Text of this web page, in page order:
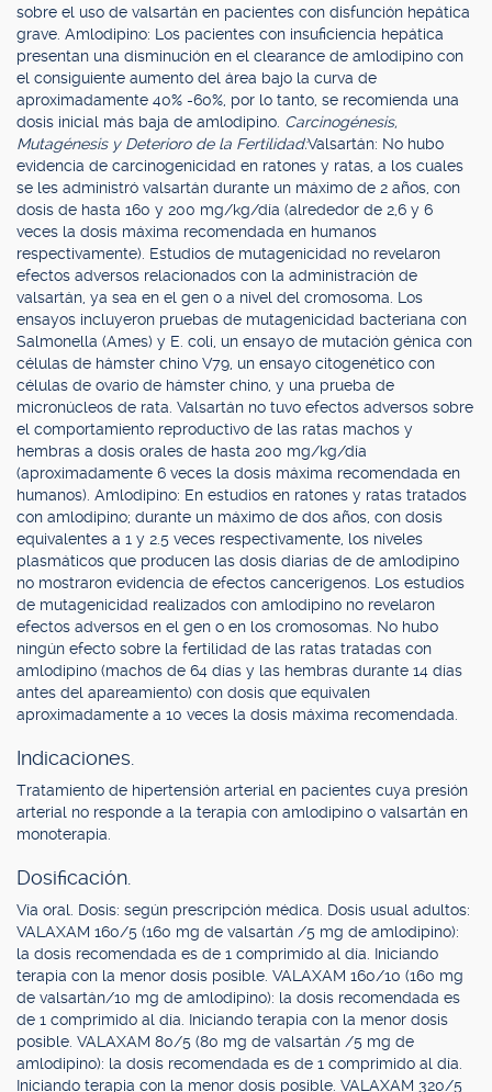
sobre el uso de valsartán en pacientes con disfunción hepática
grave. Amlodipino: Los pacientes con insuficiencia hepática
presentan una disminución en el clearance de amlodipino con
el consiguiente aumento del área bajo la curva de
aproximadamente 40% -60%, por lo tanto, se recomienda una
dosis inicial más baja de amlodipino. Carcinogénesis,
Mutagénesis y Deterioro de la Fertilidad:Valsartán: No hubo
evidencia de carcinogenicidad en ratones y ratas, a los cuales
se les administró valsartán durante un máximo de 2 años, con
dosis de hasta 160 y 200 mg/kg/día (alrededor de 2,6 y 6
veces la dosis máxima recomendada en humanos
respectivamente). Estudios de mutagenicidad no revelaron
efectos adversos relacionados con la administración de
valsartán, ya sea en el gen o a nivel del cromosoma. Los
ensayos incluyeron pruebas de mutagenicidad bacteriana con
Salmonella (Ames) y E. coli, un ensayo de mutación génica con
células de hámster chino V79, un ensayo citogenético con
células de ovario de hámster chino, y una prueba de
micronúcleos de rata. Valsartán no tuvo efectos adversos sobre
el comportamiento reproductivo de las ratas machos y
hembras a dosis orales de hasta 200 mg/kg/día
(aproximadamente 6 veces la dosis máxima recomendada en
humanos). Amlodipino: En estudios en ratones y ratas tratados
con amlodipino; durante un máximo de dos años, con dosis
equivalentes a 1 y 2.5 veces respectivamente, los niveles
plasmáticos que producen las dosis diarias de de amlodipino
no mostraron evidencia de efectos cancerígenos. Los estudios
de mutagenicidad realizados con amlodipino no revelaron
efectos adversos en el gen o en los cromosomas. No hubo
ningún efecto sobre la fertilidad de las ratas tratadas con
amlodipino (machos de 64 días y las hembras durante 14 días
antes del apareamiento) con dosis que equivalen
aproximadamente a 10 veces la dosis máxima recomendada.
Indicaciones.
Tratamiento de hipertensión arterial en pacientes cuya presión
arterial no responde a la terapia con amlodipino o valsartán en
monoterapia.
Dosificación.
Vía oral. Dosis: según prescripción médica. Dosis usual adultos:
VALAXAM 160/5 (160 mg de valsartán /5 mg de amlodipino):
la dosis recomendada es de 1 comprimido al día. Iniciando
terapia con la menor dosis posible. VALAXAM 160/10 (160 mg
de valsartán/10 mg de amlodipino): la dosis recomendada es
de 1 comprimido al día. Iniciando terapia con la menor dosis
posible. VALAXAM 80/5 (80 mg de valsartán /5 mg de
amlodipino): la dosis recomendada es de 1 comprimido al día.
Iniciando terapia con la menor dosis posible. VALAXAM 320/5